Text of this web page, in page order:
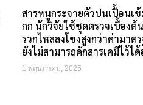
สารหนูกระจายตัวปนเปื้อนเ
กก นักวิจัยใช้ชุดตรวจเบื้อง
รวกไหลลงโขงสูงกว่าค่ามา
ยังไม่สามารถดักสารเคมีไว้ไ
1 พฤษภาคม, 2025